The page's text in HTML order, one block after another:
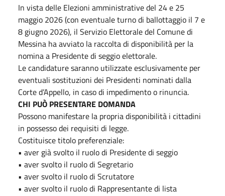
In vista delle Elezioni amministrative del 24 e 25
maggio 2026 (con eventuale turno di ballottaggio il 7 e
8 giugno 2026), il Servizio Elettorale del Comune di
Messina ha avviato la raccolta di disponibilità per la
nomina a Presidente di seggio elettorale.
Le candidature saranno utilizzate esclusivamente per
eventuali sostituzioni dei Presidenti nominati dalla
Corte d’Appello, in caso di impedimento o rinuncia.
CHI PUÒ PRESENTARE DOMANDA
Possono manifestare la propria disponibilità i cittadini
in possesso dei requisiti di legge.
Costituisce titolo preferenziale:
• aver già svolto il ruolo di Presidente di seggio
• aver svolto il ruolo di Segretario
• aver svolto il ruolo di Scrutatore
• aver svolto il ruolo di Rappresentante di lista